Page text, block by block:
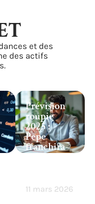
et des
des actifs
Prévision
roupie
2025 :
Pepe
franchira-
t-il la
11 mars 2026